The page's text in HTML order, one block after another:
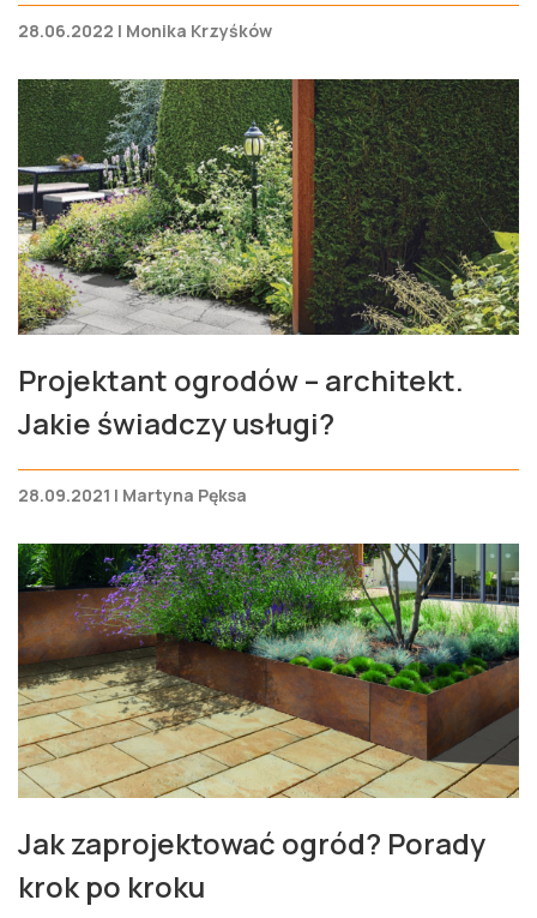
28.06.2022 | Monika Krzyśków
Projektant ogrodów – architekt.
Jakie świadczy usługi?
28.09.2021 | Martyna Pęksa
Jak zaprojektować ogród? Porady
krok po kroku